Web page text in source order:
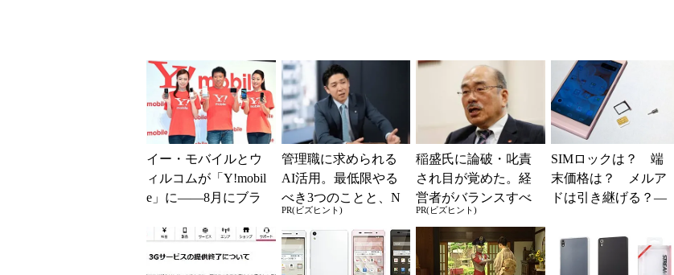
イー・モバイルとウ
ィルコムが「Y!mobil
e」に――8月にブラ
機種など新端末を...
管理職に求められる
AI活用。最低限やる
べき3つのことと、N
Gな自己認識
PR(ビズヒント)
稲盛氏に論破・叱責
され目が覚めた。経
営者がバランスすべ
き2つの背反
PR(ビズヒント)
SIMロックは？ 端
末価格は？ メルア
ドは引き継げる？―
知りたい